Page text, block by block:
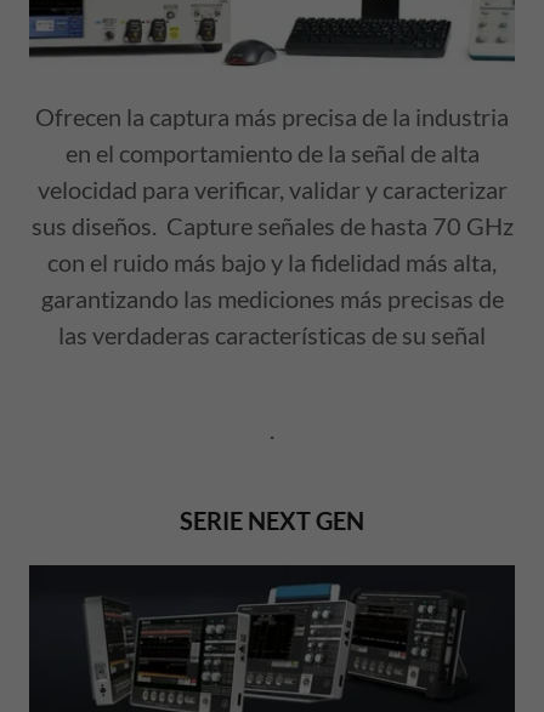
Ofrecen la captura más precisa de la industria
en el comportamiento de la señal de alta
velocidad para verificar, validar y caracterizar
sus diseños. Capture señales de hasta 70 GHz
con el ruido más bajo y la fidelidad más alta,
garantizando las mediciones más precisas de
las verdaderas características de su señal
.
SERIE NEXT GEN